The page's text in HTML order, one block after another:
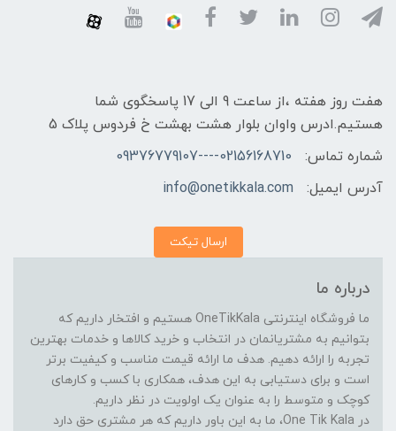
هفت روز هفته ،از ساعت 9 الی 17 پاسخگوی شما
هستیم.ادرس واوان بلوار هشت بهشت خ فردوس پلاک 5
شماره تماس:
02156168710----09376779107
آدرس ایمیل:
info@onetikkala.com
ارسال تیکت
درباره ما
ما فروشگاه اینترنتی OneTikKala هستیم و افتخار داریم که
بتوانیم به مشتریانمان در انتخاب و خرید کالاها و خدمات بهترین
تجربه را ارائه دهیم. هدف ما ارائه قیمت مناسب و کیفیت برتر
است و برای دستیابی به این هدف، همکاری با کسب و کارهای
کوچک و متوسط را به عنوان یک اولویت در نظر داریم.
در One Tik Kala، ما به این باور داریم که هر مشتری حق دارد